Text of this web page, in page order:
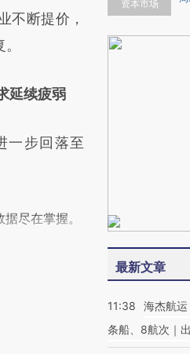
不断提价，
延续疲弱
步回落至
尽在掌握。
资本市场
最新文章
11:38
海杰航
条船、8航次｜